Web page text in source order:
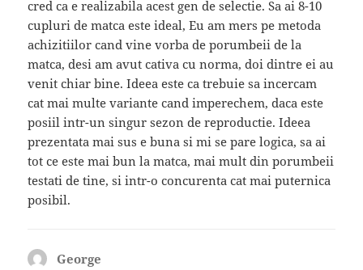
cred ca e realizabila acest gen de selectie. Sa ai 8-10
cupluri de matca este ideal, Eu am mers pe metoda
achizitiilor cand vine vorba de porumbeii de la
matca, desi am avut cativa cu norma, doi dintre ei au
venit chiar bine. Ideea este ca trebuie sa incercam
cat mai multe variante cand imperechem, daca este
posiil intr-un singur sezon de reproductie. Ideea
prezentata mai sus e buna si mi se pare logica, sa ai
tot ce este mai bun la matca, mai mult din porumbeii
testati de tine, si intr-o concurenta cat mai puternica
posibil.
George